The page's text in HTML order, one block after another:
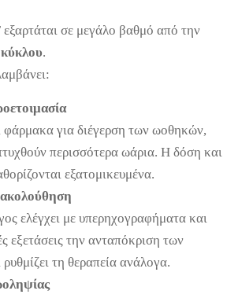
σε μεγάλο βαθμό από την
.
φάρμακα για διέγερση των ωοθηκών,
περισσότερα ωάρια. Η δόση και
εξατομικευμένα.
ελέγχει με υπερηχογραφήματα και
εξετάσεις την ανταπόκριση των
τη θεραπεία ανάλογα.